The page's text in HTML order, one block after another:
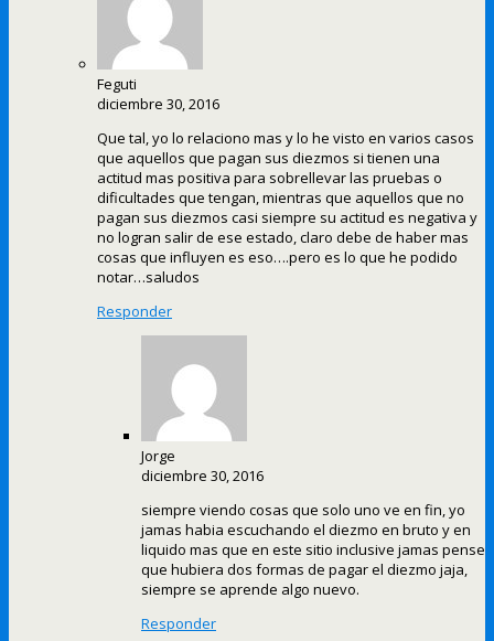
Feguti
diciembre 30, 2016
Que tal, yo lo relaciono mas y lo he visto en varios casos
que aquellos que pagan sus diezmos si tienen una
actitud mas positiva para sobrellevar las pruebas o
dificultades que tengan, mientras que aquellos que no
pagan sus diezmos casi siempre su actitud es negativa y
no logran salir de ese estado, claro debe de haber mas
cosas que influyen es eso….pero es lo que he podido
notar…saludos
Responder
Jorge
diciembre 30, 2016
siempre viendo cosas que solo uno ve en fin, yo
jamas habia escuchando el diezmo en bruto y en
liquido mas que en este sitio inclusive jamas pense
que hubiera dos formas de pagar el diezmo jaja,
siempre se aprende algo nuevo.
Responder